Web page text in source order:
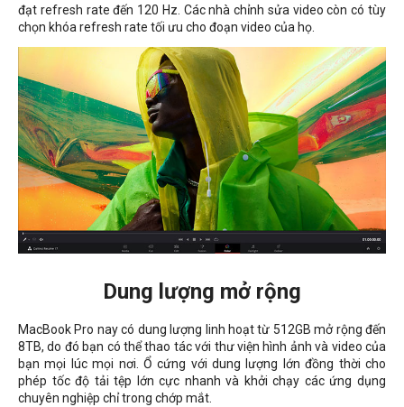
đạt refresh rate đến 120 Hz. Các nhà chỉnh sửa video còn có tùy
chọn khóa refresh rate tối ưu cho đoạn video của họ.
Dung lượng mở rộng
MacBook Pro nay có dung lượng linh hoạt từ 512GB mở rộng đến
8TB, do đó bạn có thể thao tác với thư viện hình ảnh và video của
bạn mọi lúc mọi nơi. Ổ cứng với dung lượng lớn đồng thời cho
phép tốc độ tải tệp lớn cực nhanh và khởi chạy các ứng dụng
chuyên nghiệp chỉ trong chớp mắt.